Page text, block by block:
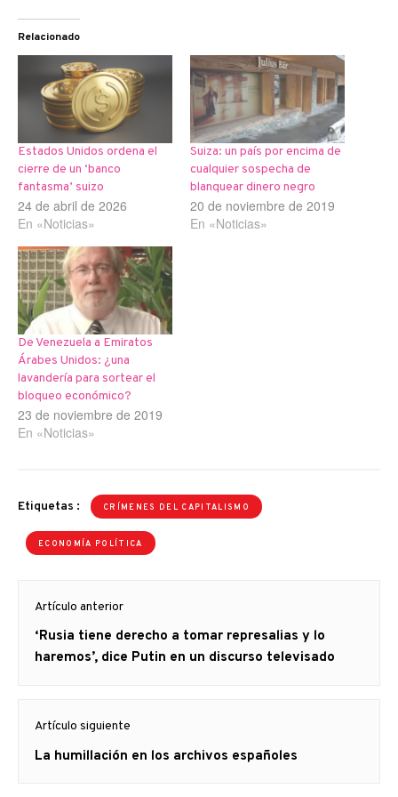
Relacionado
Estados Unidos ordena el
cierre de un ‘banco
fantasma’ suizo
24 de abril de 2026
En «Noticias»
Suiza: un país por encima de
cualquier sospecha de
blanquear dinero negro
20 de noviembre de 2019
En «Noticias»
De Venezuela a Emiratos
Árabes Unidos: ¿una
lavandería para sortear el
bloqueo económico?
23 de noviembre de 2019
En «Noticias»
Etiquetas : CRÍMENES DEL CAPITALISMO
ECONOMÍA POLÍTICA
de
entradas
Artículo anterior
Artículo
anterior
‘Rusia tiene derecho a tomar represalias y lo
haremos’, dice Putin en un discurso televisado
Artículo siguiente
Artículo
La humillación en los archivos españoles